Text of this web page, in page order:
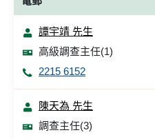
譚宇靖 先生
高級調查主任(1)
2215 6152
陳天為 先生
調查主任(3)